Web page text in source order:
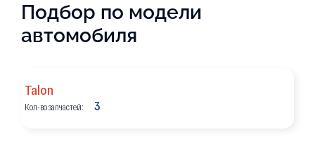
Подбор по модели
автомобиля
Talon
Кол-во запчастей: 3